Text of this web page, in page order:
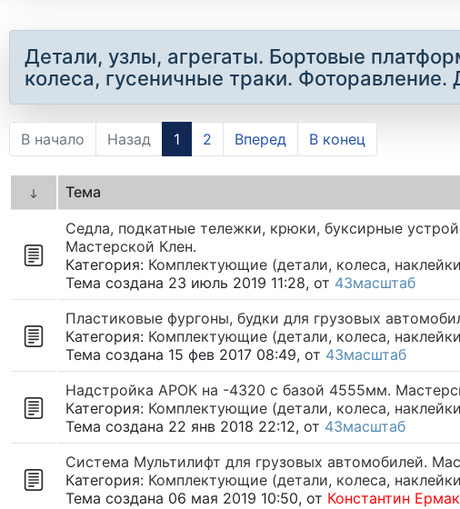
Детали, узлы, агрегаты. Бортовые
колеса, гусеничные траки. Фоторавление.
В начало Назад 1 2 Вперед В конец
Тема
Седла, подкатные тележки, крюки, буксирные
Мастерской Клен.
Категория: Комплектующие (детали, колеса,
Тема создана 23 июль 2019 11:28, от 43масштаб
Пластиковые фургоны, будки для грузовых
Категория: Комплектующие (детали, колеса,
Тема создана 15 фев 2017 08:49, от 43масштаб
Надстройка АРОК на -4320 с базой 4555мм.
Категория: Комплектующие (детали, колеса,
Тема создана 22 янв 2018 22:12, от 43масштаб
Система Мультилифт для грузовых автомобилей.
Категория: Комплектующие (детали, колеса,
Тема создана 06 мая 2019 10:50, от Константин